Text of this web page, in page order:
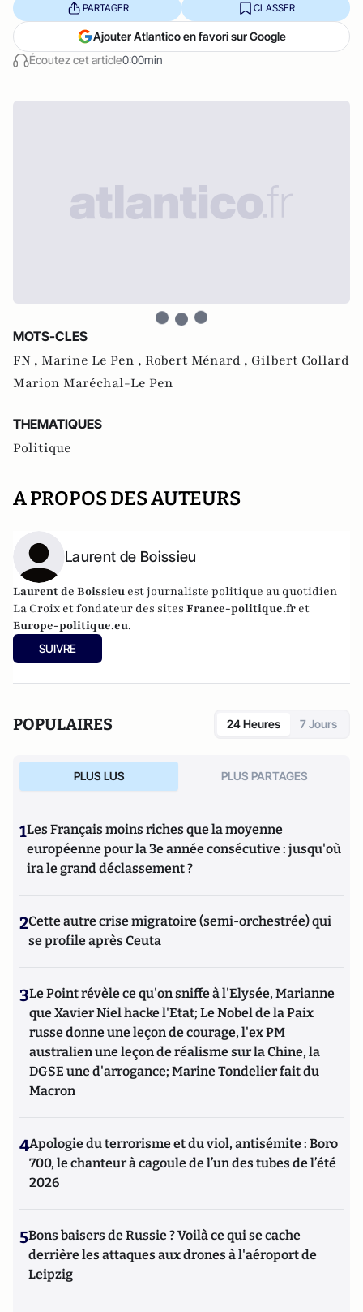
Écoutez cet article0:00min
PARTAGER CLASSER
Ajouter Atlantico en favori sur Google
MOTS-CLES
FN , Marine Le Pen , Robert Ménard , Gilbert Collard
Marion Maréchal-Le Pen
THEMATIQUES
Politique
A PROPOS DES AUTEURS
Laurent de Boissieu
Laurent de Boissieu est journaliste politique au quotidien
La Croix et fondateur des sites France-politique.fr et
Europe-politique.eu.
SUIVRE
POPULAIRES 24 Heures 7 Jours
PLUS LUS PLUS PARTAGES
1Les Français moins riches que la moyenne
européenne pour la 3e année consécutive : jusqu'où
ira le grand déclassement ?
2Cette autre crise migratoire (semi-orchestrée) qui
se profile après Ceuta
3Le Point révèle ce qu'on sniffe à l'Elysée, Marianne
que Xavier Niel hacke l'Etat; Le Nobel de la Paix
russe donne une leçon de courage, l'ex PM
australien une leçon de réalisme sur la Chine, la
DGSE une d'arrogance; Marine Tondelier fait du
Macron
4Apologie du terrorisme et du viol, antisémite : Boro
700, le chanteur à cagoule de l’un des tubes de l’été
2026
5Bons baisers de Russie ? Voilà ce qui se cache
derrière les attaques aux drones à l'aéroport de
Leipzig